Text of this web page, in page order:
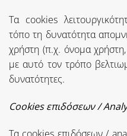
Τα cookies
τόπο τη δυνατότητα
χρήστη (π.χ. όνομα
με αυτό τον τρόπο
δυνατότητες.
Cookies επιδόσεων /